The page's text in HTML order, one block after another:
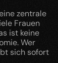
zentrale
Frauen
ist keine
Wer
sich sofort